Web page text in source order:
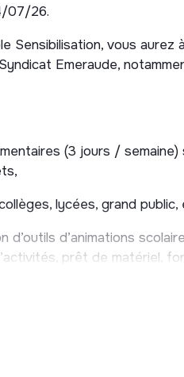
07/26.
Sensibilisation, vous aurez
Emeraude,
(3 jours / semaine)
lycées, grand public,
d’animations
prêt de matériel,
le jardin pédagogique du
(1 évènement majeur
participation aux